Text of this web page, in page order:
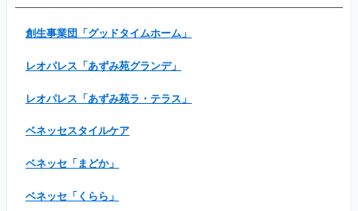
創生事業団「グッドタイムホーム」
レオパレス「あずみ苑グランデ」
レオパレス「あずみ苑ラ・テラス」
ベネッセスタイルケア
ベネッセ「まどか」
ベネッセ「くらら」